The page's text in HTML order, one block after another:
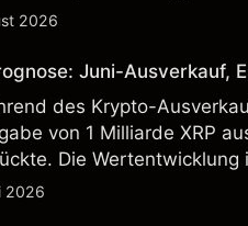
2026
Juni-Ausverkauf,
des Krypto-
von 1 Milliarde XRP
Die
Indikator für zukünftige
2026